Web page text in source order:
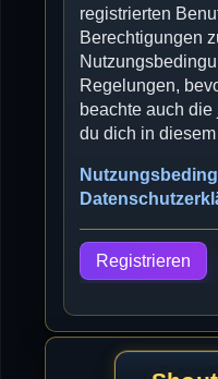
registrierten
Berechtigungen
Regelungen,
beachte auch
du dich in
Registrieren